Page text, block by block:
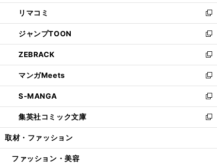
ウ
で
開
く
ン
ド
ウ
で
開
く
ウ
ィ
ン
ド
ウ
で
開
く
し
い
ウ
ィ
ン
ド
ウ
で
開
く
リマコミ
新
し
い
ウ
ィ
ン
ド
ウ
で
開
く
ジャンプTOON
新
し
い
ウ
ィ
ン
ド
ウ
で
開
ZEBRACK
新
し
い
ウ
ィ
ン
ド
ウ
開
マンガMeets
新
し
い
ウ
ィ
ン
ウ
S-MANGA
新
し
い
ウ
ン
集英社コミック文庫
新
し
ウ
取材・ファッション
ファッション・美容